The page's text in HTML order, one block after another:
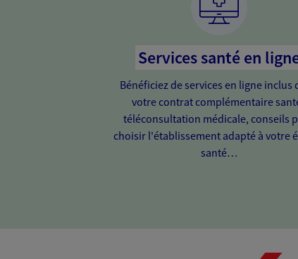
Services santé en
Bénéficiez de services en ligne inclus
votre contrat complémentaire
téléconsultation médicale, conseils
choisir l'établissement adapté à votre
santé…